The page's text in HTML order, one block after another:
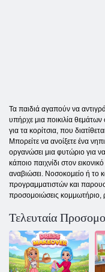
Τα παιδιά αγαπούν να
υπήρχε μια ποικιλία
για τα κορίτσια, που
Μπορείτε να ανοίξετε ένα
οργανώσει μια φυτώριο για
κάποιο παιχνίδι στον
αναβιώσει. Νοσοκομείο ή το
προγραμματιστών και
προσομοιώσεις κομμωτήριο,
Τελευταία